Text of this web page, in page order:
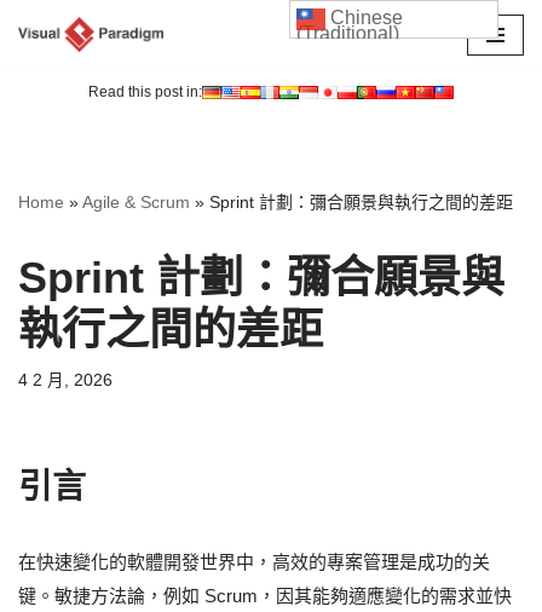
Read this post in:
Home »Agile & Scrum » Sprint 計劃：彌合願景與執行之間的差距
Sprint 計劃：彌合願景與
執行之間的差距
4 2 月, 2026
引言
在快速變化的軟體開發世界中，高效的專案管理是成功的关
键。敏捷方法論，例如 Scrum，因其能夠適應變化的需求並快
Chinese
(Traditional)